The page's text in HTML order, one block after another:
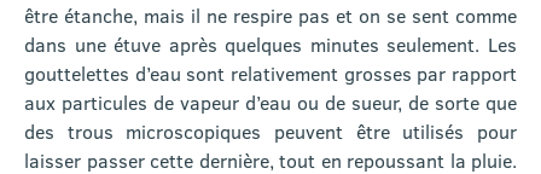
être étanche, mais il ne respire pas et on se sent comme
dans une étuve après quelques minutes seulement. Les
gouttelettes d’eau sont relativement grosses par rapport
aux particules de vapeur d’eau ou de sueur, de sorte que
des trous microscopiques peuvent être utilisés pour
laisser passer cette dernière, tout en repoussant la pluie.